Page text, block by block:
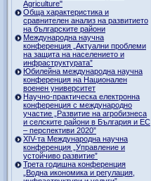
Agriculture"
Обща характеристика и
сравнителен анализ на развитието
на българските райони
Международна научна
конференция „Актуални проблеми
на защита на населението и
инфраструктурата”
Юбилейна международна научна
конференция на Национален
военен университет
Научно-практическа електронна
конференция с международно
участие „Развитие на агробизнеса
и селските райони в България и ЕС
– перспективи 2020”
XIV-та Международна научна
конференция „Управление и
устойчиво развитие”
Трета годишна конференция
„Водна икономика и регулация,